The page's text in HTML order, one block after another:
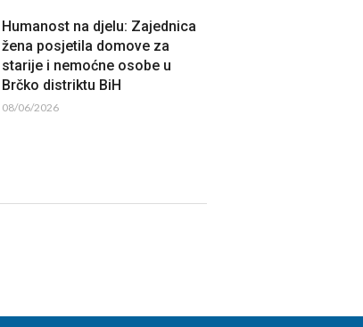
Humanost na djelu: Zajednica
žena posjetila domove za
starije i nemoćne osobe u
Brčko distriktu BiH
08/06/2026